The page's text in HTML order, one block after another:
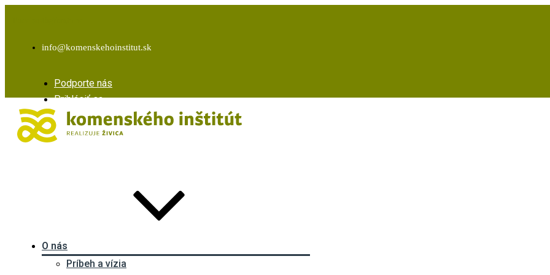
info@komenskehoinstitut.sk
Podporte nás
Prihlásiť sa
O nás
Príbeh a vízia